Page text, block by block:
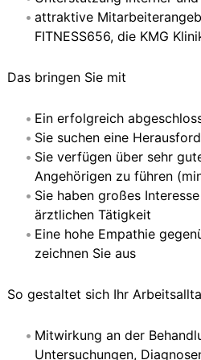
attraktive
FITNESS656, die KMG
Das bringen Sie mit
Ein erfolgreich
Sie suchen eine
Sie verfügen über sehr
Angehörigen zu führen
Sie haben großes
ärztlichen Tätigkeit
Eine hohe Empathie
zeichnen Sie aus
So gestaltet sich Ihr
Mitwirkung an der
Untersuchungen,